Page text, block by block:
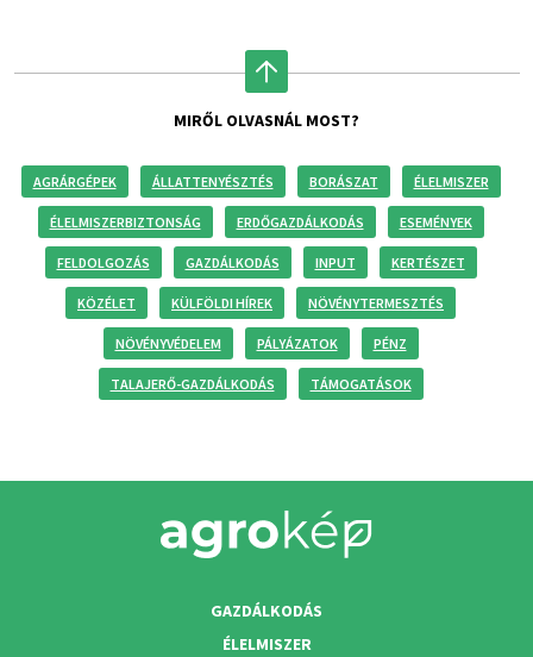
MIRŐL OLVASNÁL MOST?
AGRÁRGÉPEK ÁLLATTENYÉSZTÉS BORÁSZAT ÉLELMISZER
ÉLELMISZERBIZTONSÁG ERDŐGAZDÁLKODÁS ESEMÉNYEK
FELDOLGOZÁS GAZDÁLKODÁS INPUT KERTÉSZET
KÖZÉLET KÜLFÖLDI HÍREK NÖVÉNYTERMESZTÉS
NÖVÉNYVÉDELEM PÁLYÁZATOK PÉNZ
TALAJERŐ-GAZDÁLKODÁS TÁMOGATÁSOK
GAZDÁLKODÁS
ÉLELMISZER